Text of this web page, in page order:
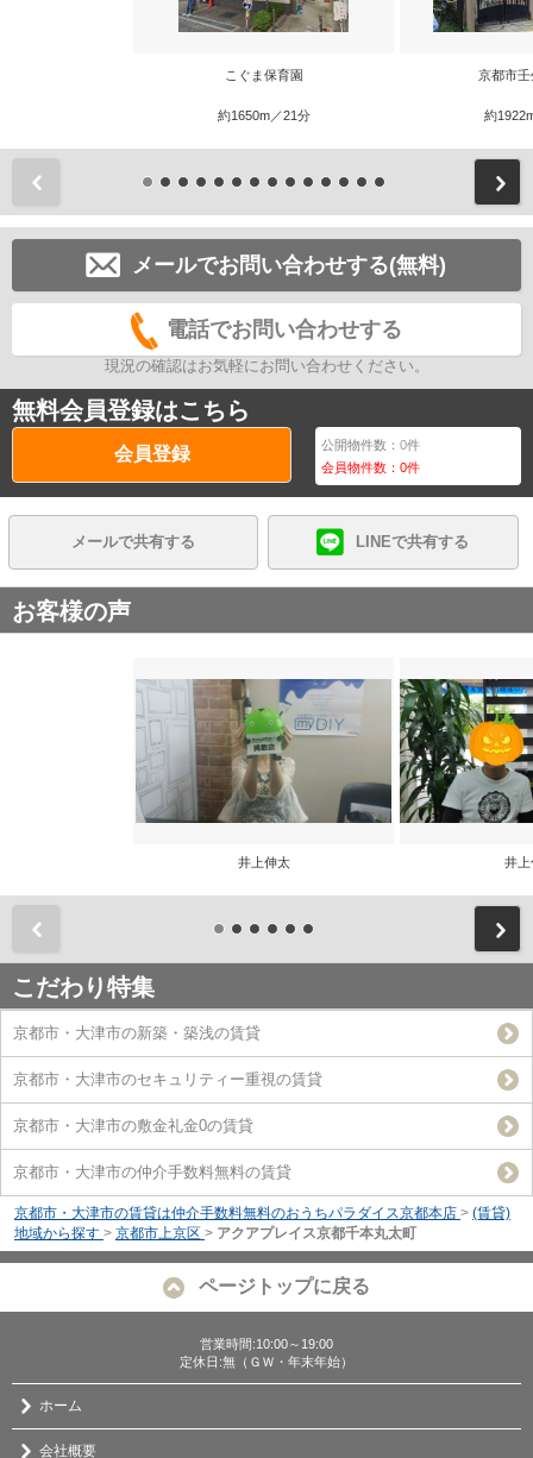
こぐま保育園
約1650m／21分
京都市
約
メールでお問い合わせする(無料)
電話でお問い合わせする
現況の確認はお気軽にお問い合わせください。
無料会員登録はこちら
会員登録 公開物件数：0件
会員物件数：0件
メールで共有する LINEで共有する
お客様の声
井上伸太 井上
こだわり特集
京都市・大津市の新築・築浅の賃貸
京都市・大津市のセキュリティー重視の賃貸
京都市・大津市の敷金礼金0の賃貸
京都市・大津市の仲介手数料無料の賃貸
京都市・大津市の賃貸は仲介手数料無料のおうちパラダイス京都本店 > (賃貸)
地域から探す > 京都市上京区 > アクアプレイス京都千本丸太町
ページトップに戻る
営業時間:10:00～19:00
定休日:無（ＧＷ・年末年始）
ホーム
会社概要